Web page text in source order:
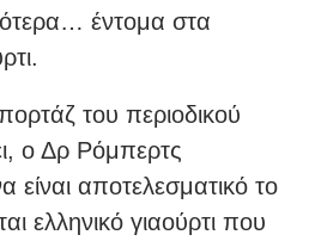
έντομα στα
του περιοδικού
ο Δρ Ρόμπερτς
είναι αποτελεσματικό το
ελληνικό γιαούρτι που